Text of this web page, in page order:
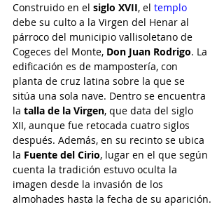
Construido en el siglo XVII, el templo
debe su culto a la Virgen del Henar al
párroco del municipio vallisoletano de
Cogeces del Monte, Don Juan Rodrigo. La
edificación es de mampostería, con
planta de cruz latina sobre la que se
sitúa una sola nave. Dentro se encuentra
la talla de la Virgen, que data del siglo
XII, aunque fue retocada cuatro siglos
después. Además, en su recinto se ubica
la Fuente del Cirio, lugar en el que según
cuenta la tradición estuvo oculta la
imagen desde la invasión de los
almohades hasta la fecha de su aparición.